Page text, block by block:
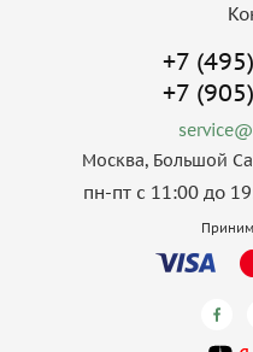
+7
+7
Москва, Большой
пн-пт с 11:00 до